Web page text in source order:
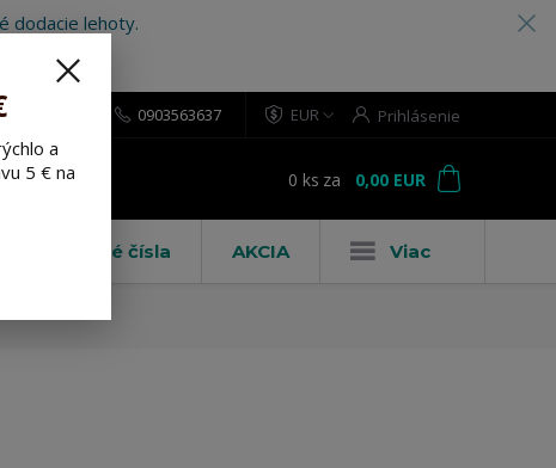
dodacie lehoty.
EUR Prihlásenie
0903563637
0 ks za 0,00 EUR
Domové čísla AKCIA Viac
a
5 € na